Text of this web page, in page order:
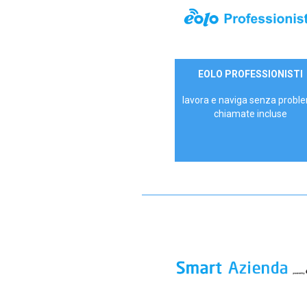
35,00 €/mese
EOLO PROFESSIONISTI
lavora e naviga senza
chiamate incluse